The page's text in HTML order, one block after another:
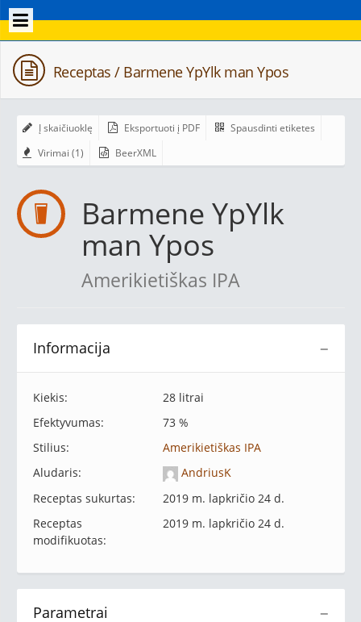
Receptas / Barmene YpYlk man Ypos
Į skaičiuoklę Eksportuoti į PDF
Spausdinti etiketes
Virimai (1)
BeerXML
Barmene YpYlk
man Ypos
Amerikietiškas IPA
−
Informacija
Kiekis:
28 litrai
Efektyvumas:
73 %
Stilius:
Amerikietiškas IPA
Aludaris:
AndriusK
Receptas sukurtas:
2019 m. lapkričio 24 d.
Receptas
modifikuotas:
2019 m. lapkričio 24 d.
−
Parametrai